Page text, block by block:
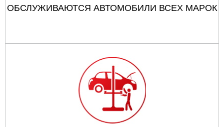
ОБСЛУЖИВАЮТСЯ АВТОМОБИЛИ ВСЕХ МАРОК